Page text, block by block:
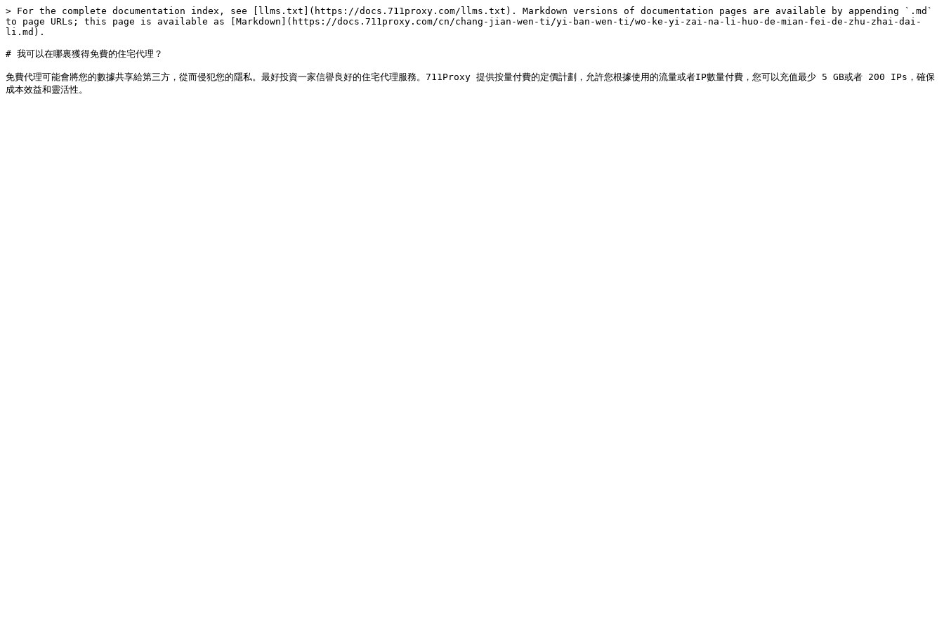
> For the complete documentation index, see [llms.txt](https://docs.711proxy.com/llms.txt). Markdown versions of documentation pages are available by appending `.md`
to page URLs; this page is available as [Markdown](https://docs.711proxy.com/cn/chang-jian-wen-ti/yi-ban-wen-ti/wo-ke-yi-zai-na-li-huo-de-mian-fei-de-zhu-zhai-dai-
li.md).
# 我可以在哪裏獲得免費的住宅代理？
免費代理可能會將您的數據共享給第三方，從而侵犯您的隱私。最好投資一家信譽良好的住宅代理服務。711Proxy 提供按量付費的定價計劃，允許您根據使用的流量或者IP數量付費，您可以充值最少 5 GB或者 200 IPs，確保